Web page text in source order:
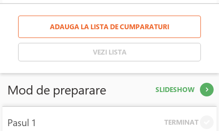
ADAUGA LA LISTA DE CUMPARATURI
VEZI LISTA
Mod de preparare SLIDESHOW
Pasul 1 TERMINAT